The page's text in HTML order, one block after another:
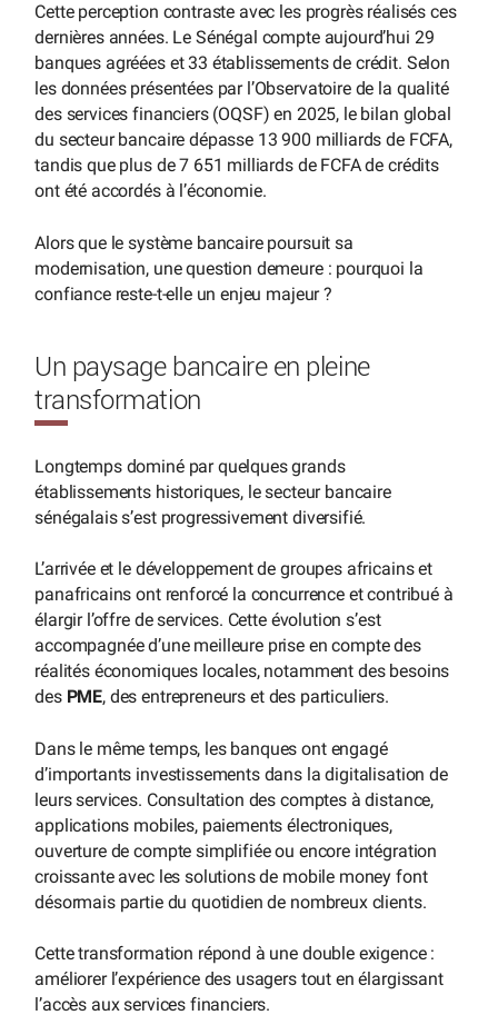
Cette perception contraste avec les progrès réalisés ces
dernières années. Le Sénégal compte aujourd’hui 29
banques agréées et 33 établissements de crédit. Selon
les données présentées par l’Observatoire de la qualité
des services financiers (OQSF) en 2025, le bilan global
du secteur bancaire dépasse 13 900 milliards de FCFA,
tandis que plus de 7 651 milliards de FCFA de crédits
ont été accordés à l’économie.
Alors que le système bancaire poursuit sa
modernisation, une question demeure : pourquoi la
confiance reste-t-elle un enjeu majeur ?
Un paysage bancaire en pleine
transformation
Longtemps dominé par quelques grands
établissements historiques, le secteur bancaire
sénégalais s’est progressivement diversifié.
L’arrivée et le développement de groupes africains et
panafricains ont renforcé la concurrence et contribué à
élargir l’offre de services. Cette évolution s’est
accompagnée d’une meilleure prise en compte des
réalités économiques locales, notamment des besoins
des PME, des entrepreneurs et des particuliers.
Dans le même temps, les banques ont engagé
d’importants investissements dans la digitalisation de
leurs services. Consultation des comptes à distance,
applications mobiles, paiements électroniques,
ouverture de compte simplifiée ou encore intégration
croissante avec les solutions de mobile money font
désormais partie du quotidien de nombreux clients.
Cette transformation répond à une double exigence :
améliorer l’expérience des usagers tout en élargissant
l’accès aux services financiers.